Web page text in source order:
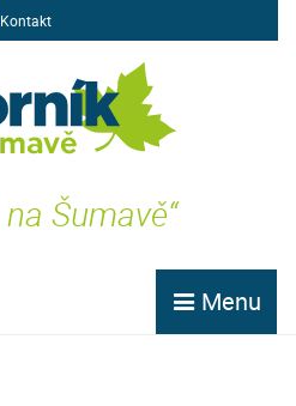
Kontakt
na Šumavě“
Menu